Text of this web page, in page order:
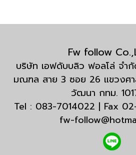
Fw follow
บริษัท เอฟดับบลิว ฟอลโล่ จำ
มณฑล สาย 3 ซอย 26 แขวงศา
วัฒนา กทม.
Tel : 083-7014022 | Fax
fw-